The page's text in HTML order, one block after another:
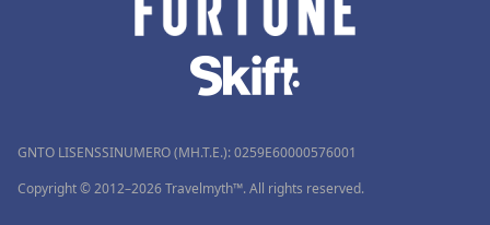
GNTO LISENSSINUMERO (MH.T.E.): 0259Ε60000576001
Copyright © 2012–2026 Travelmyth™. All rights reserved.